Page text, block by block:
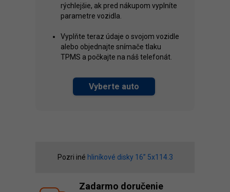
rýchlejšie, ak pred nákupom vyplníte
parametre vozidla.
Vyplňte teraz údaje o svojom vozidle
alebo objednajte snímače tlaku
TPMS a počkajte na náš telefonát.
Vyberte auto
Pozri iné hliníkové disky 16” 5x114.3
Zadarmo doručenie